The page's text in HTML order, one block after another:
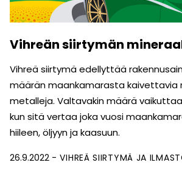
Vihreän siirtymän
Vihreä siirtymä edellyttää
määrän maan­kamarasta kaivettavia
metalleja. Valtavakin määrä
kun sitä vertaa joka vuosi
hiileen, öljyyn ja kaasuun.
26.9.2022 VIHREÄ SIIRTYMÄ JA